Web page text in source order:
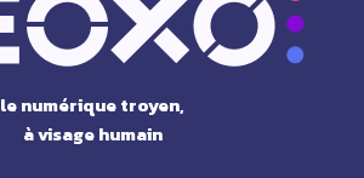
le numérique troyen,
à visage humain